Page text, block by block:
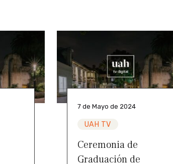
7 de Mayo de 2024
UAH TV
Ceremonia de
Graduación de